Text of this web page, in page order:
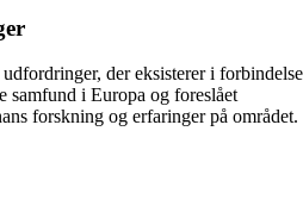
der eksisterer i forbindelse
samfund i Europa og foreslået
forskning og erfaringer på området.